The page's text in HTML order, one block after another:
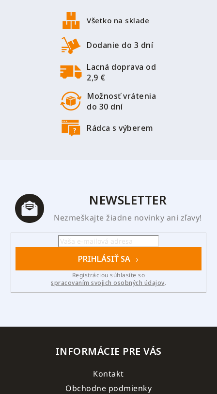
Všetko na sklade
Dodanie do 3 dní
Lacná doprava od
2,9 €
Možnosť vrátenia
do 30 dní
Rádca s výberem
NEWSLETTER
Nezmeškajte žiadne novinky ani zľavy!
PRIHLÁSIŤ SA
spracovaním svojich osobných údajov.
INFORMÁCIE PRE VÁS
Kontakt
Obchodne podmienky